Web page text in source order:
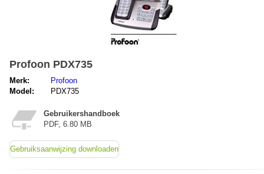
Profoon PDX735
Merk:
Profoon
Model:
PDX735
Gebruikershandboek
PDF, 6.80 MB
Gebruiksaanwijzing downloaden